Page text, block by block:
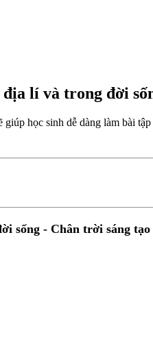
lí và trong đời
giúp học sinh dễ dàng làm bài
sống - Chân trời sáng tạo